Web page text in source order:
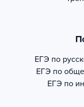
ЕГЭ по
ЕГЭ по
ЕГЭ по